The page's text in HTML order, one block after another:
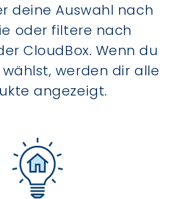
deine Auswahl nach
oder filtere nach
CloudBox. Wenn du
werden dir alle
angezeigt.